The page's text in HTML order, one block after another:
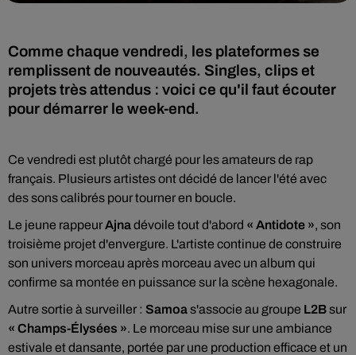
Comme chaque vendredi, les plateformes se
remplissent de nouveautés. Singles, clips et
projets très attendus : voici ce qu'il faut écouter
pour démarrer le week-end.
Ce vendredi est plutôt chargé pour les amateurs de rap
français. Plusieurs artistes ont décidé de lancer l'été avec
des sons calibrés pour tourner en boucle.
Le jeune rappeurAjnadévoile tout d'abord « Antidote », son
troisième projet d'envergure. L'artiste continue de construire
son univers morceau après morceau avec un album qui
confirme sa montée en puissance sur la scène hexagonale.
Autre sortie à surveiller : Samoas'associe au groupe L2Bsur
« Champs-Élysées ». Le morceau mise sur une ambiance
estivale et dansante, portée par une production efficace et un